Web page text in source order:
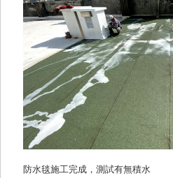
防水毯施工完成，測試有無積水